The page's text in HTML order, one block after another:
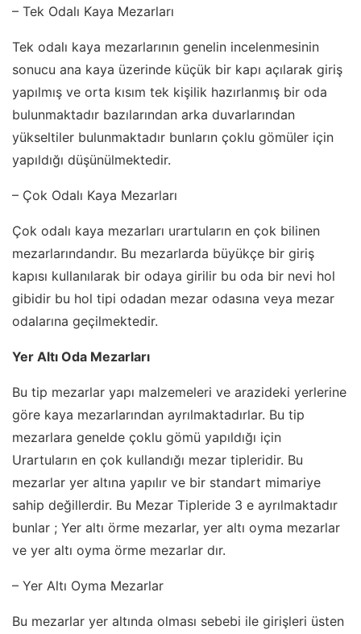
– Tek Odalı Kaya Mezarları
Tek odalı kaya mezarlarının genelin incelenmesinin
sonucu ana kaya üzerinde küçük bir kapı açılarak giriş
yapılmış ve orta kısım tek kişilik hazırlanmış bir oda
bulunmaktadır bazılarından arka duvarlarından
yükseltiler bulunmaktadır bunların çoklu gömüler için
yapıldığı düşünülmektedir.
– Çok Odalı Kaya Mezarları
Çok odalı kaya mezarları urartuların en çok bilinen
mezarlarındandır. Bu mezarlarda büyükçe bir giriş
kapısı kullanılarak bir odaya girilir bu oda bir nevi hol
gibidir bu hol tipi odadan mezar odasına veya mezar
odalarına geçilmektedir.
Yer Altı Oda Mezarları
Bu tip mezarlar yapı malzemeleri ve arazideki yerlerine
göre kaya mezarlarından ayrılmaktadırlar. Bu tip
mezarlara genelde çoklu gömü yapıldığı için
Urartuların en çok kullandığı mezar tipleridir. Bu
mezarlar yer altına yapılır ve bir standart mimariye
sahip değillerdir. Bu Mezar Tipleride 3 e ayrılmaktadır
bunlar ; Yer altı örme mezarlar, yer altı oyma mezarlar
ve yer altı oyma örme mezarlar dır.
– Yer Altı Oyma Mezarlar
Bu mezarlar yer altında olması sebebi ile girişleri üsten